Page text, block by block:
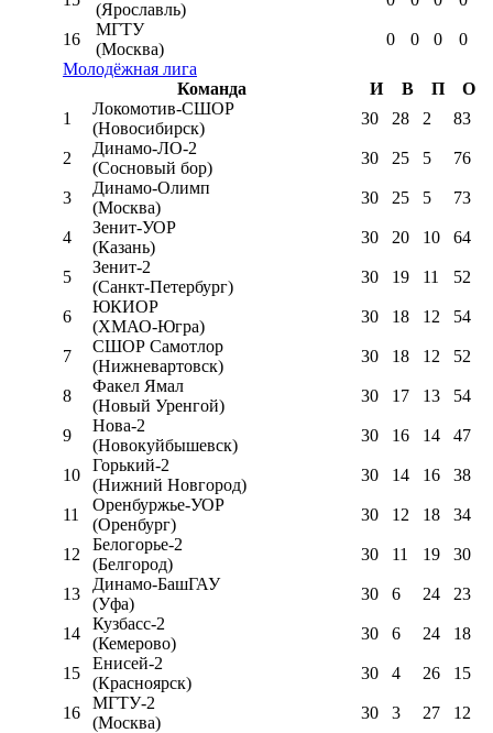
(Ярославль)
16
МГТУ
(Москва)
0 0 0
0
Молодёжная лига
Команда
И В П
О
1
Локомотив-CШОР
(Новосибирск)
30 28 2 83
2
Динамо-ЛО-2
(Сосновый бор)
30 25 5 76
3
Динамо-Олимп
(Москва)
30 25 5 73
4
Зенит-УОР
(Казань)
30 20 10 64
5
Зенит-2
(Санкт-Петербург)
30 19 11 52
6
ЮКИОР
(ХМАО-Югра)
30 18 12 54
7
СШОР Самотлор
(Нижневартовск)
30 18 12 52
8
Факел Ямал
(Новый Уренгой)
30 17 13 54
9
Нова-2
(Новокуйбышевск)
30 16 14 47
10
Горький-2
(Нижний Новгород)
30 14 16 38
11
Оренбуржье-УОР
(Оренбург)
30 12 18 34
12
Белогорье-2
(Белгород)
30 11 19 30
13
Динамо-БашГАУ
(Уфа)
30 6 24 23
14
Кузбасс-2
(Кемерово)
30 6 24 18
15
Енисей-2
(Красноярск)
30 4 26 15
16
МГТУ-2
(Москва)
30 3 27 12